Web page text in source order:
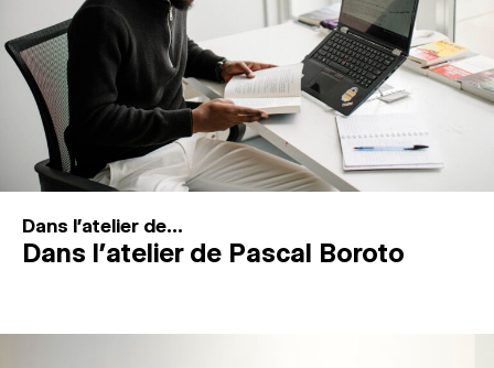
ESPACES DE PRATIQUE ARTISTIQUE ↓
Recherche
Connexion
↓
Dans l'atelier de...
Dans l’atelier de Pascal Boroto